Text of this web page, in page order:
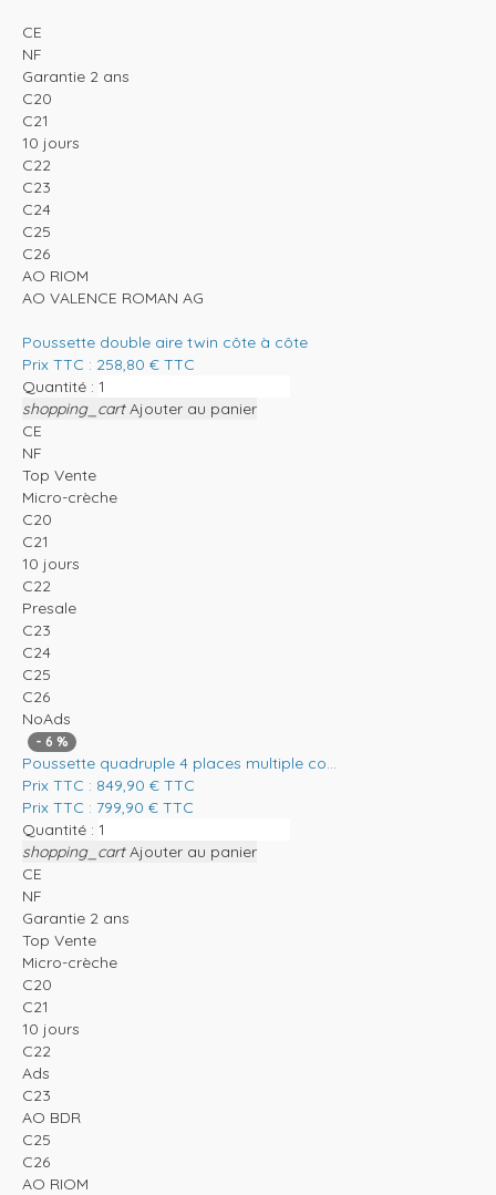
CE
NF
Garantie 2 ans
C20
C21
10 jours
C22
C23
C24
C25
C26
AO RIOM
AO VALENCE ROMAN AG
Poussette double aire twin côte à côte
Prix TTC : 258,80 € TTC
Quantité :
shopping_cart Ajouter au panier
CE
NF
Top Vente
Micro-crèche
C20
C21
10 jours
C22
Presale
C23
C24
C25
C26
NoAds
- 6 %
Poussette quadruple 4 places multiple co...
Prix TTC : 849,90 € TTC
Prix TTC : 799,90 € TTC
Quantité :
shopping_cart Ajouter au panier
CE
NF
Garantie 2 ans
Top Vente
Micro-crèche
C20
C21
10 jours
C22
Ads
C23
AO BDR
C25
C26
AO RIOM